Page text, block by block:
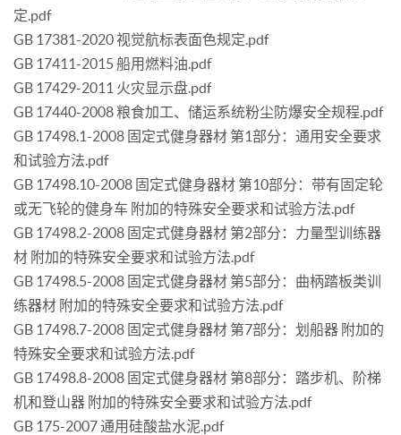
定.pdf
GB 17381-2020 视觉航标表面色规定.pdf
GB 17411-2015 船用燃料油.pdf
GB 17429-2011 火灾显示盘.pdf
GB 17440-2008 粮食加工、储运系统粉尘防爆安全规程.pdf
GB 17498.1-2008 固定式健身器材 第1部分：通用安全要求
和试验方法.pdf
GB 17498.10-2008 固定式健身器材 第10部分：带有固定轮
或无飞轮的健身车 附加的特殊安全要求和试验方法.pdf
GB 17498.2-2008 固定式健身器材 第2部分：力量型训练器
材 附加的特殊安全要求和试验方法.pdf
GB 17498.5-2008 固定式健身器材 第5部分：曲柄踏板类训
练器材 附加的特殊安全要求和试验方法.pdf
GB 17498.7-2008 固定式健身器材 第7部分：划船器 附加的
特殊安全要求和试验方法.pdf
GB 17498.8-2008 固定式健身器材 第8部分：踏步机、阶梯
机和登山器 附加的特殊安全要求和试验方法.pdf
GB 175-2007 通用硅酸盐水泥.pdf